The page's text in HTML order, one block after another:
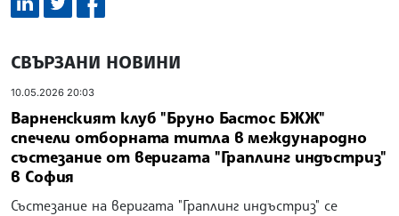
СВЪРЗАНИ НОВИНИ
10.05.2026 20:03
Варненският клуб "Бруно Бастос БЖЖ"
спечели отборната титла в международно
състезание от веригата "Граплинг индъстриз"
в София
Състезание на веригата "Граплинг индъстриз" се